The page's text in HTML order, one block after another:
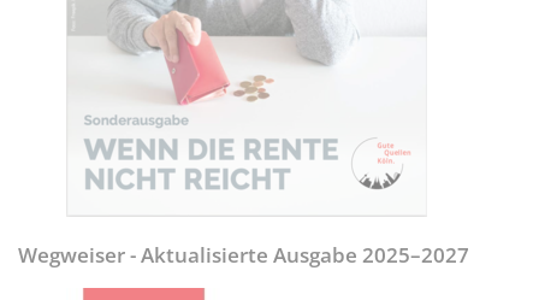
Wegweiser - Aktualisierte Ausgabe 2025–2027